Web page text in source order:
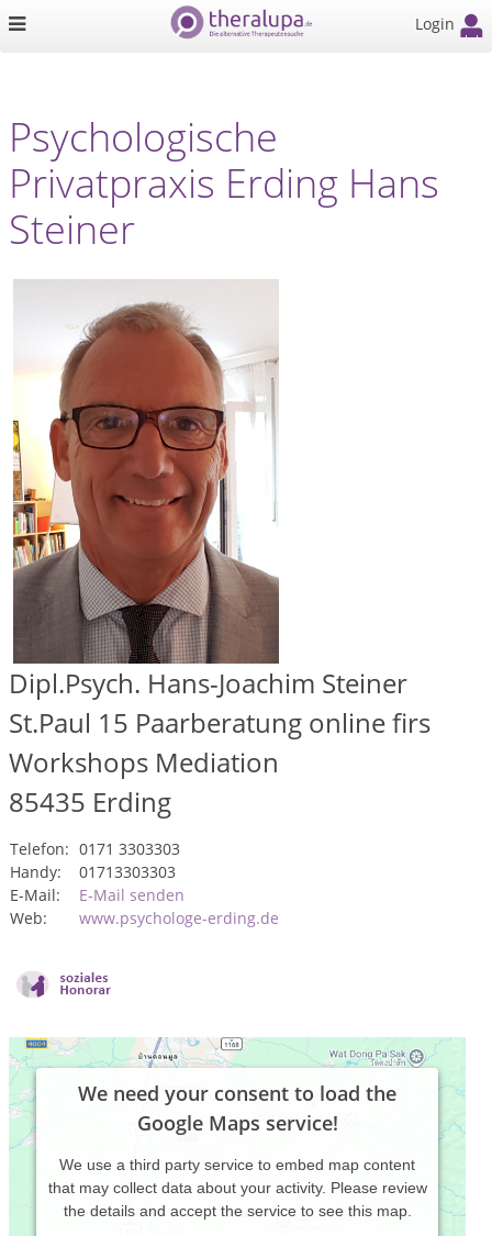
Login
Psychologische
Privatpraxis Erding Hans
Steiner
Dipl.Psych. Hans-Joachim Steiner
St.Paul 15 Paarberatung online firs
Workshops Mediation
85435 Erding
Telefon: 0171 3303303
Handy:
01713303303
E-Mail:
E-Mail senden
Web:
www.psychologe-erding.de
We need your consent to load the
Google Maps service!
We use a third party service to embed map content
that may collect data about your activity. Please review
the details and accept the service to see this map.